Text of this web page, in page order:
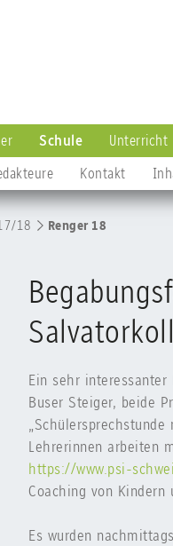
Schule Unterricht
Kontakt
18 Renger 18
Ein sehr
Buser Steiger, beide
Lehrerinnen arbeiten
https://www.psi-
Coaching von Kindern
Es wurden